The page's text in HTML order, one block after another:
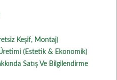
Keşif, Montaj)
(Estetik & Ekonomik)
Satış Ve Bilgilendirme